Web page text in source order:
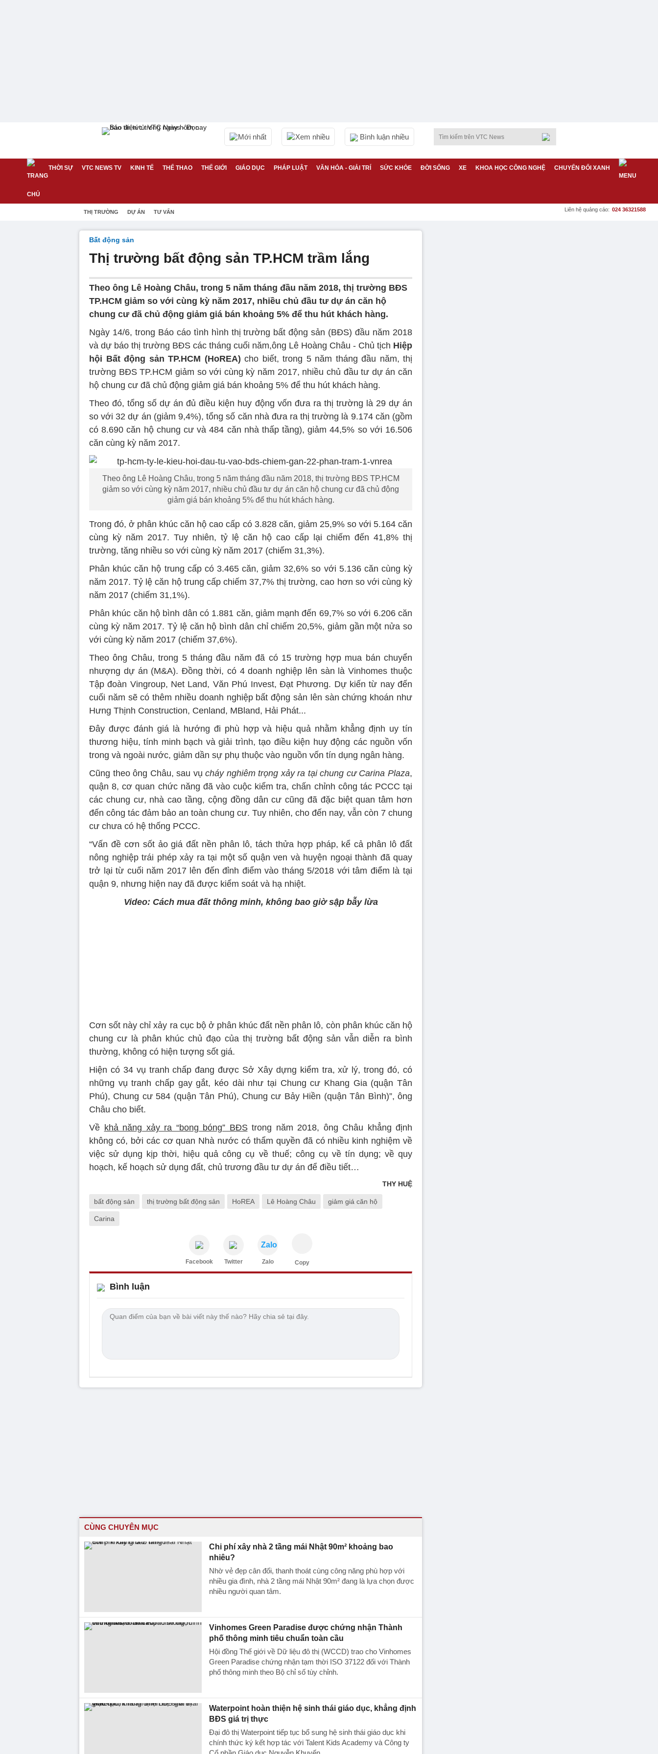
Mới nhất Xem nhiều Bình luận nhiều
THỜI SỰ VTC NEWS TV KINH TẾ THỂ THAO THẾ GIỚI GIÁO DỤC PHÁP LUẬT VĂN HÓA - GIẢI TRÍ SỨC KHỎE ĐỜI SỐNG XE KHOA HỌC CÔNG NGHỆ CHUYỂN ĐỔI XANH
THỊ TRƯỜNG DỰ ÁN TƯ VẤN Liên hệ quảng cáo: 024 36321588
Bất động sản
Thị trường bất động sản TP.HCM trầm lắng
Theo ông Lê Hoàng Châu, trong 5 năm tháng đầu năm 2018, thị trường BĐS
TP.HCM giảm so với cùng kỳ năm 2017, nhiều chủ đầu tư dự án căn hộ
chung cư đã chủ động giảm giá bán khoảng 5% để thu hút khách hàng.
Ngày 14/6, trong Báo cáo tình hình thị trường bất động sản (BĐS) đầu năm 2018
và dự báo thị trường BĐS các tháng cuối năm,ông Lê Hoàng Châu - Chủ tịch Hiệp
hội Bất động sản TP.HCM (HoREA) cho biết, trong 5 năm tháng đầu năm, thị
trường BĐS TP.HCM giảm so với cùng kỳ năm 2017, nhiều chủ đầu tư dự án căn
hộ chung cư đã chủ động giảm giá bán khoảng 5% để thu hút khách hàng.
Theo đó, tổng số dự án đủ điều kiện huy động vốn đưa ra thị trường là 29 dự án
so với 32 dự án (giảm 9,4%), tổng số căn nhà đưa ra thị trường là 9.174 căn (gồm
có 8.690 căn hộ chung cư và 484 căn nhà thấp tầng), giảm 44,5% so với 16.506
căn cùng kỳ năm 2017.
Theo ông Lê Hoàng Châu, trong 5 năm tháng đầu năm 2018, thị trường BĐS TP.HCM
giảm so với cùng kỳ năm 2017, nhiều chủ đầu tư dự án căn hộ chung cư đã chủ động
giảm giá bán khoảng 5% để thu hút khách hàng.
Trong đó, ở phân khúc căn hộ cao cấp có 3.828 căn, giảm 25,9% so với 5.164 căn
cùng kỳ năm 2017. Tuy nhiên, tỷ lệ căn hộ cao cấp lại chiếm đến 41,8% thị
trường, tăng nhiều so với cùng kỳ năm 2017 (chiếm 31,3%).
Phân khúc căn hộ trung cấp có 3.465 căn, giảm 32,6% so với 5.136 căn cùng kỳ
năm 2017. Tỷ lệ căn hộ trung cấp chiếm 37,7% thị trường, cao hơn so với cùng kỳ
năm 2017 (chiếm 31,1%).
Phân khúc căn hộ bình dân có 1.881 căn, giảm mạnh đến 69,7% so với 6.206 căn
cùng kỳ năm 2017. Tỷ lệ căn hộ bình dân chỉ chiếm 20,5%, giảm gần một nửa so
với cùng kỳ năm 2017 (chiếm 37,6%).
Theo ông Châu, trong 5 tháng đầu năm đã có 15 trường hợp mua bán chuyển
nhượng dự án (M&A). Đồng thời, có 4 doanh nghiệp lên sàn là Vinhomes thuộc
Tập đoàn Vingroup, Net Land, Văn Phú Invest, Đạt Phương. Dự kiến từ nay đến
cuối năm sẽ có thêm nhiều doanh nghiệp bất động sản lên sàn chứng khoán như
Hưng Thịnh Construction, Cenland, MBland, Hải Phát...
Đây được đánh giá là hướng đi phù hợp và hiệu quả nhằm khẳng định uy tín
thương hiệu, tính minh bạch và giải trình, tạo điều kiện huy động các nguồn vốn
trong và ngoài nước, giảm dần sự phụ thuộc vào nguồn vốn tín dụng ngân hàng.
Cũng theo ông Châu, sau vụcháy nghiêm trọng xảy ra tại chung cư Carina Plaza,
quận 8, cơ quan chức năng đã vào cuộc kiểm tra, chấn chỉnh công tác PCCC tại
các chung cư, nhà cao tầng, cộng đồng dân cư cũng đã đặc biệt quan tâm hơn
đến công tác đảm bảo an toàn chung cư. Tuy nhiên, cho đến nay, vẫn còn 7 chung
cư chưa có hệ thống PCCC.
“Vấn đề cơn sốt ảo giá đất nền phân lô, tách thửa hợp pháp, kể cả phân lô đất
nông nghiệp trái phép xảy ra tại một số quận ven và huyện ngoại thành đã quay
trở lại từ cuối năm 2017 lên đến đỉnh điểm vào tháng 5/2018 với tâm điểm là tại
quận 9, nhưng hiện nay đã được kiểm soát và hạ nhiệt.
Video: Cách mua đất thông minh, không bao giờ sập bẫy lừa
Cơn sốt này chỉ xảy ra cục bộ ở phân khúc đất nền phân lô, còn phân khúc căn hộ
chung cư là phân khúc chủ đạo của thị trường bất động sản vẫn diễn ra bình
thường, không có hiện tượng sốt giá.
Hiện có 34 vụ tranh chấp đang được Sở Xây dựng kiểm tra, xử lý, trong đó, có
những vụ tranh chấp gay gắt, kéo dài như tại Chung cư Khang Gia (quận Tân
Phú), Chung cư 584 (quận Tân Phú), Chung cư Bảy Hiền (quận Tân Bình)”, ông
Châu cho biết.
Về khả năng xảy ra “bong bóng” BĐStrong năm 2018, ông Châu khẳng định
không có, bởi các cơ quan Nhà nước có thẩm quyền đã có nhiều kinh nghiệm về
việc sử dụng kịp thời, hiệu quả công cụ về thuế; công cụ về tín dụng; về quy
hoạch, kế hoạch sử dụng đất, chủ trương đầu tư dự án để điều tiết…
THY HUỆ
bất động sản thị trường bất động sản HoREA Lê Hoàng Châu giảm giá căn hộ
Carina
Facebook Twitter
Zalo
Zalo Copy
Bình luận
CÙNG CHUYÊN MỤC
Chi phí xây nhà 2 tầng mái Nhật 90m² khoảng bao
nhiêu?
Nhờ vẻ đẹp cân đối, thanh thoát cùng công năng phù hợp với
nhiều gia đình, nhà 2 tầng mái Nhật 90m² đang là lựa chọn được
nhiều người quan tâm.
Vinhomes Green Paradise được chứng nhận Thành
phố thông minh tiêu chuẩn toàn cầu
Hội đồng Thế giới về Dữ liệu đô thị (WCCD) trao cho Vinhomes
Green Paradise chứng nhận tạm thời ISO 37122 đối với Thành
phố thông minh theo Bộ chỉ số tùy chỉnh.
Waterpoint hoàn thiện hệ sinh thái giáo dục, khẳng định
BĐS giá trị thực
Đại đô thị Waterpoint tiếp tục bổ sung hệ sinh thái giáo dục khi
chính thức ký kết hợp tác với Talent Kids Academy và Công ty